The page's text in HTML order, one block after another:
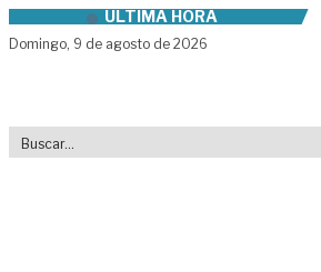
Skip to contentÚLTIMA HORA
Domingo, 9 de agosto de 2026